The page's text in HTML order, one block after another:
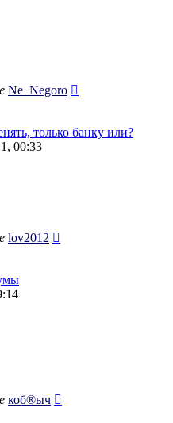
Ne_Negoro
только банку или?
00:33
lov2012
коб®ыч